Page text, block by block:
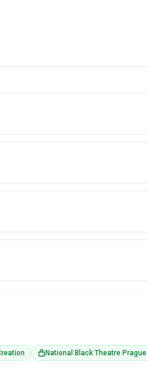
National Black Theatre Prague